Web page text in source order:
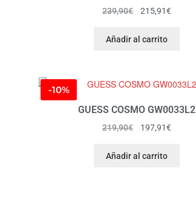
239,90€ 215,91€
Añadir al carrito
-10%
GUESS COSMO GW0033L2
219,90€ 197,91€
Añadir al carrito